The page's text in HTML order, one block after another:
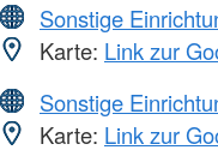
Sonstige
Karte: Link zur
Sonstige
Karte: Link zur